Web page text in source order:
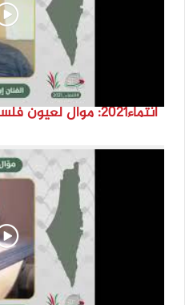
انتماء2021: موال لعيون فلسطين، الفنان اياد، فلسطين